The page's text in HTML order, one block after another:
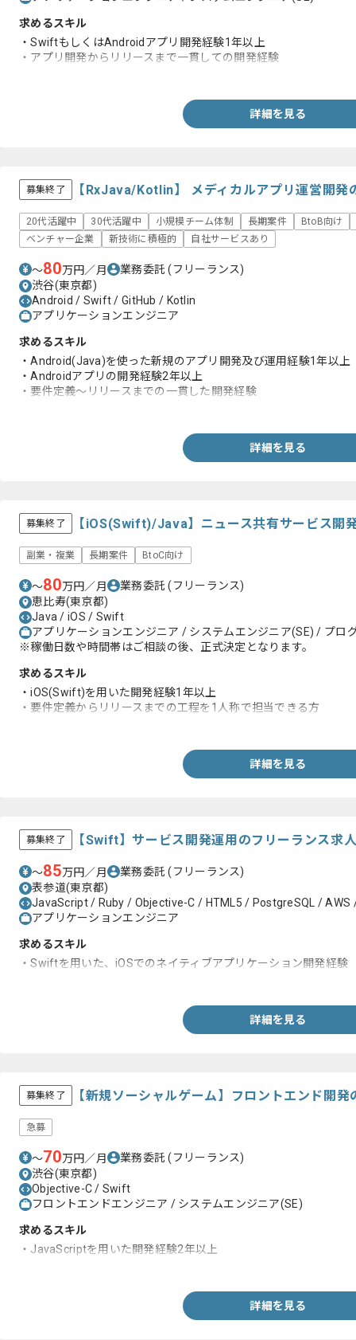
求めるスキル
・SwiftもしくはAndroidアプリ開発経験1年以上
・アプリ開発からリリースまで一貫しての開発経験
詳細を見る
募集終了 【RxJava/Kotlin】 メディカルアプリ運営開発
20代活躍中 30代活躍中 小規模チーム体制 長期案件
BtoB向け
ベンチャー企業
新技術に積極的 自社サービスあり
〜80万円／月 業務委託(フリーランス)
渋谷(東京都)
Android / Swift / GitHub / Kotlin
アプリケーションエンジニア
求めるスキル
・Android(Java)を使った新規のアプリ開発及び運用経験1年以上
・Androidアプリの開発経験2年以上
・要件定義～リリースまでの一貫した開発経験
詳細を見る
募集終了 【iOS(Swift)/Java】ニュース共有サービス開
副業・複業 長期案件 BtoC向け
〜80万円／月 業務委託(フリーランス)
恵比寿(東京都)
Java / iOS / Swift
アプリケーションエンジニア / システムエンジニア(SE) / プロ
※稼働日数や時間帯はご相談の後、正式決定となります。
求めるスキル
・iOS(Swift)を用いた開発経験1年以上
・要件定義からリリースまでの工程を1人称で担当できる方
詳細を見る
募集終了 【Swift】サービス開発運用のフリーランス求
〜85万円／月 業務委託(フリーランス)
表参道(東京都)
JavaScript / Ruby / Objective-C / HTML5 / PostgreSQL /
アプリケーションエンジニア
求めるスキル
・Swiftを用いた、iOSでのネイティブアプリケーション開発経験
詳細を見る
募集終了 【新規ソーシャルゲーム】フロントエンド開
急募
〜70万円／月 業務委託(フリーランス)
渋谷(東京都)
Objective-C / Swift
フロントエンドエンジニア / システムエンジニア(SE)
求めるスキル
・JavaScriptを用いた開発経験2年以上
詳細を見る